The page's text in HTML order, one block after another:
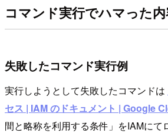
コマンド実行でハマった
失敗したコマンド実行例
実行しようとして失敗したコマンドは
セス | IAM のドキュメント | Google
間と略称を利用する条件」をIAMにて